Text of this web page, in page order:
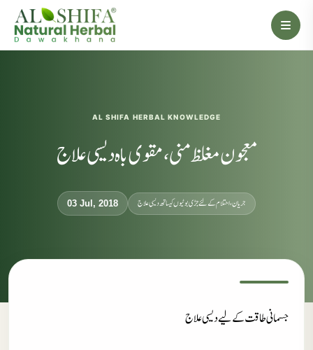
AL SHIFA HERBAL KNOWLEDGE
معجون مغلظ منی، مقوی باہ دیسی علاج
03 Jul, 2018 جریان، احتلام کےلئے جڑی بوٹیوں کیساتھ دیسی علاج
جسمانی طاقت کے لیے دیسی علاج